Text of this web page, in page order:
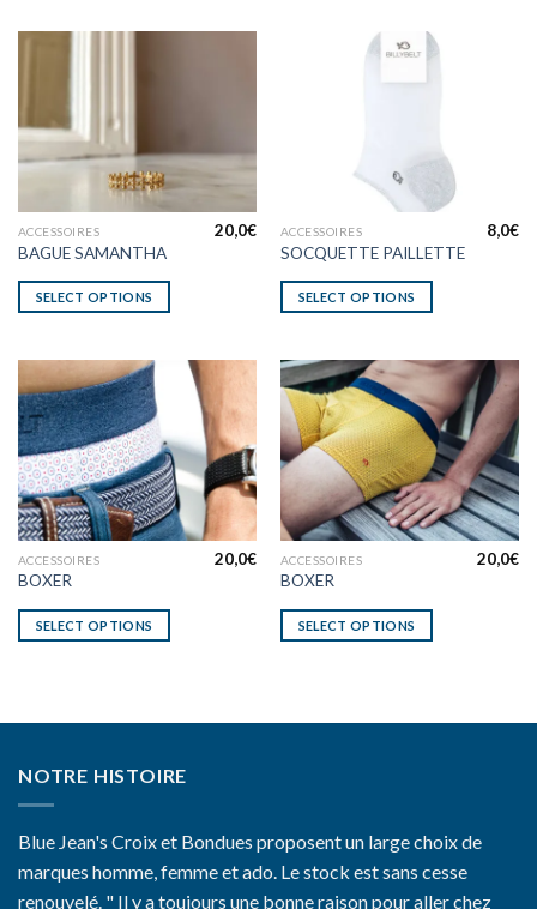
ACCESSOIRES
BAGUE SAMANTHA
20,0€
SELECT OPTIONS
ACCESSOIRES
SOCQUETTE PAILLETTE
8,0€
SELECT OPTIONS
ACCESSOIRES
BOXER
20,0€
SELECT OPTIONS
ACCESSOIRES
BOXER
20,0€
SELECT OPTIONS
NOTRE HISTOIRE
Blue Jean's Croix et Bondues proposent un large choix de
marques homme, femme et ado. Le stock est sans cesse
renouvelé. " Il y a toujours une bonne raison pour aller chez